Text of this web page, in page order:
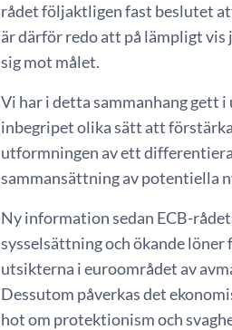
rådet följaktligen fast beslutet
är därför redo att på lämpligt
sig mot målet.
Vi har i detta sammanhang gett
inbegripet olika sätt att
utformningen av ett
sammansättning av potentiella
Ny information sedan ECB-
sysselsättning och ökande
utsikterna i euroområdet av
Dessutom påverkas det
hot om protektionism och